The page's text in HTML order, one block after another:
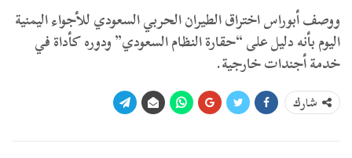
​ووصف أبوراس اختراق الطيران الحربي السعودي للأجواء اليمنية
اليوم بأنه دليل على “حقارة النظام السعودي” ودوره كأداة في
خدمة أجندات خارجية.
شارك